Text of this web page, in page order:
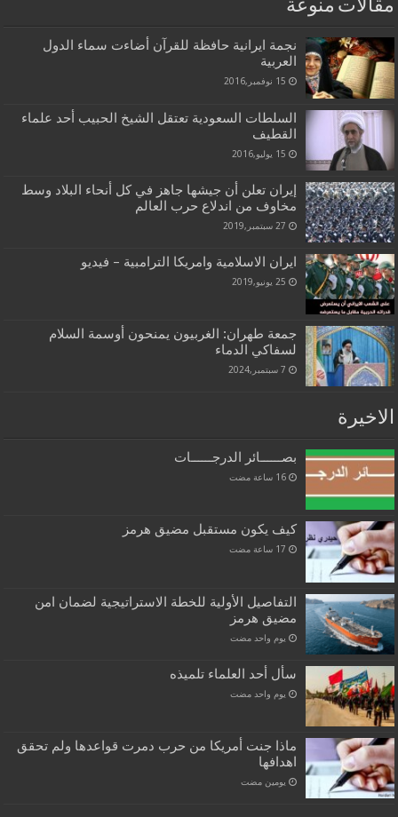
مقالات منوعة
نجمة ايرانية حافظة للقرآن أضاءت سماء الدول
العربية
15 نوفمبر,2016
السلطات السعودية تعتقل الشيخ الحبيب أحد علماء
القطيف
15 يوليو,2016
إيران تعلن أن جيشها جاهز في كل أنحاء البلاد وسط
مخاوف من اندلاع حرب العالم
27 سبتمبر,2019
ايران الاسلامية وامريكا الترامبية – فيديو
25 يونيو,2019
جمعة طهران: الغربيون يمنحون أوسمة السلام
لسفاكي الدماء
7 سبتمبر,2024
الاخيرة
بصــــــائر الدرجــــــات
‏16 ساعة مضت
كيف يكون مستقبل مضيق هرمز
التفاصيل الأولية للخطة الاستراتيجية لضمان امن
مضيق هرمز
‏يوم واحد مضت
سأل أحد العلماء تلميذه
‏يوم واحد مضت
ماذا جنت أمريكا من حرب دمرت قواعدها ولم تحقق
اهدافها
‏يومين مضت